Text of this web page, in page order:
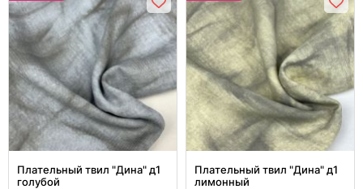
Плательный твил "Дина" д1
голубой
Плательный твил "Дина" д1
лимонный